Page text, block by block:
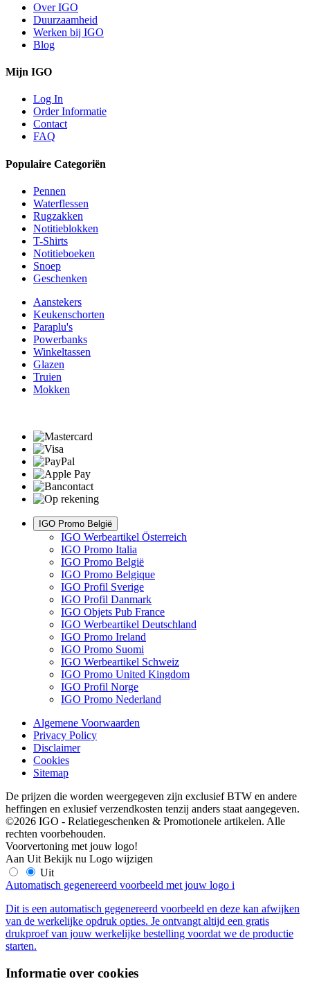
Over IGO
Duurzaamheid
Werken bij IGO
Blog
Mijn IGO
Log In
Order Informatie
Contact
FAQ
Populaire Categoriën
Pennen
Waterflessen
Rugzakken
Notitieblokken
T-Shirts
Notitieboeken
Snoep
Geschenken
Aanstekers
Keukenschorten
Paraplu's
Powerbanks
Winkeltassen
Glazen
Truien
Mokken
IGO Promo België
IGO Werbeartikel Österreich
IGO Promo Italia
IGO Promo België
IGO Promo Belgique
IGO Profil Sverige
IGO Profil Danmark
IGO Objets Pub France
IGO Werbeartikel Deutschland
IGO Promo Ireland
IGO Promo Suomi
IGO Werbeartikel Schweiz
IGO Promo United Kingdom
IGO Profil Norge
IGO Promo Nederland
Algemene Voorwaarden
Privacy Policy
Disclaimer
Cookies
Sitemap
De prijzen die worden weergegeven zijn exclusief BTW en andere
heffingen en exlusief verzendkosten tenzij anders staat aangegeven.
©2026 IGO - Relatiegeschenken & Promotionele artikelen. Alle
rechten voorbehouden.
Voorvertoning met jouw logo!
Aan Uit Bekijk nu Logo wijzigen
Uit
Automatisch gegenereerd voorbeeld met jouw logo i
Dit is een automatisch gegenereerd voorbeeld en deze kan afwijken
van de werkelijke opdruk opties. Je ontvangt altijd een gratis
drukproef van jouw werkelijke bestelling voordat we de productie
starten.
Informatie over cookies